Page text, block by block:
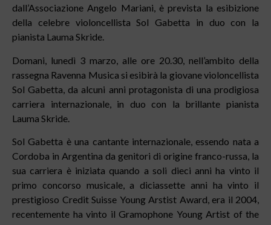
dall’Associazione Angelo Mariani, è prevista la esibizione
della celebre violoncellista Sol Gabetta in duo con la
pianista Lauma Skride.
Domani, lunedì 3 marzo, alle ore 20.30, nell’ambito della
rassegna Ravenna Musica si esibirà la giovane violoncellista
Sol Gabetta, da alcuni anni protagonista di una prodigiosa
carriera internazionale, in duo con la brillante pianista
Lauma Skride.
Sol Gabetta è una cantante internazionale, essendo nata a
Cordoba in Argentina da genitori di origine franco-russa, la
sua carriera è iniziata quando a soli dieci anni ha vinto il
primo concorso musicale, a diciassette anni ha vinto il
prestigioso Credit Suisse Young Arstist Award, era il 2004,
recentemente ha vinto il Gramophone Young Artist of the